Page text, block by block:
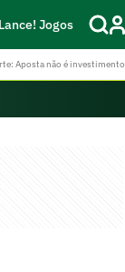
Lance! Jogos
Aposta não é investimento